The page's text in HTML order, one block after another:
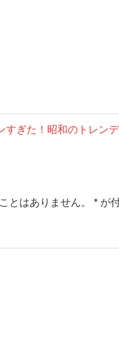
ぎた！昭和のトレン
とはありません。 *が